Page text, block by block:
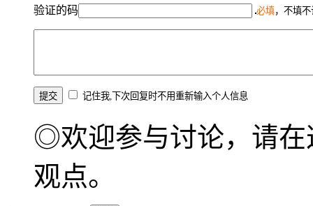
验证的码 必填，不填
记住我,下次回复时不用重新输入个人信息
◎欢迎参与讨论，请在
观点。